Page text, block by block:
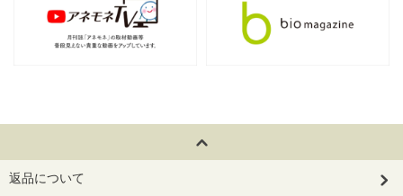
返品について